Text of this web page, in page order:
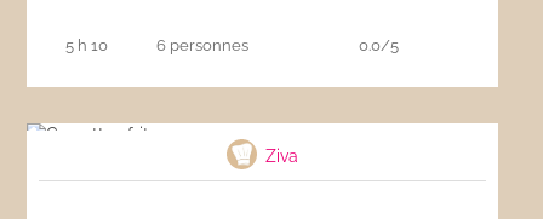
5 h 10 6 personnes 0.0/5
Ziva